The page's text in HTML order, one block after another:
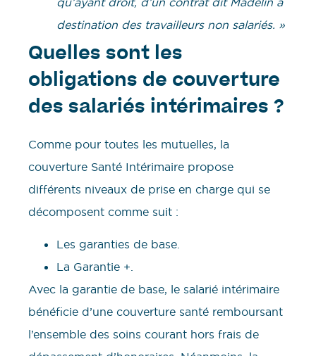
destination des travailleurs non salariés. »
Quelles sont les
obligations de couverture
des salariés intérimaires ?
Comme pour toutes les mutuelles, la
couverture Santé Intérimaire propose
différents niveaux de prise en charge qui se
décomposent comme suit :
Les garanties de base.
La Garantie +.
Avec la garantie de base, le salarié intérimaire
bénéficie d’une couverture santé remboursant
l’ensemble des soins courant hors frais de